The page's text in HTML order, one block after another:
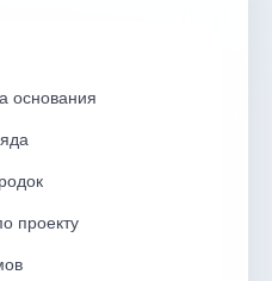
основания
проекту